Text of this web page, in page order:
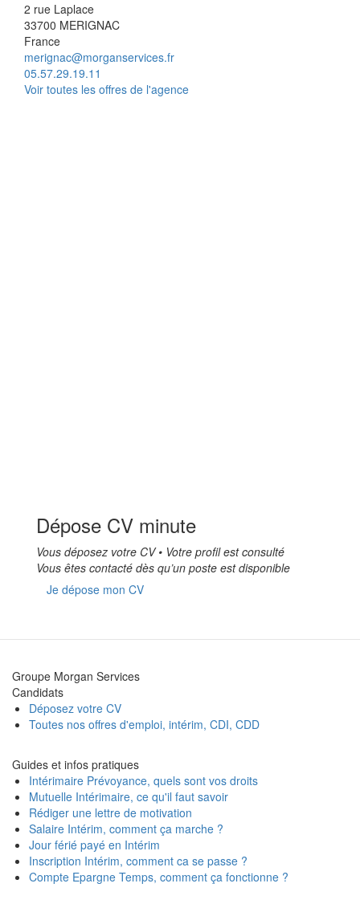
2 rue Laplace
33700 MERIGNAC
France
merignac@morganservices.fr
05.57.29.19.11
Voir toutes les offres de l'agence
Dépose CV minute
Vous déposez votre CV • Votre profil est consulté
Vous êtes contacté dès qu’un poste est disponible
Je dépose mon CV
Groupe Morgan Services
Candidats
Déposez votre CV
Toutes nos offres d'emploi, intérim, CDI, CDD
Guides et infos pratiques
Intérimaire Prévoyance, quels sont vos droits
Mutuelle Intérimaire, ce qu'il faut savoir
Rédiger une lettre de motivation
Salaire Intérim, comment ça marche ?
Jour férié payé en Intérim
Inscription Intérim, comment ca se passe ?
Compte Epargne Temps, comment ça fonctionne ?